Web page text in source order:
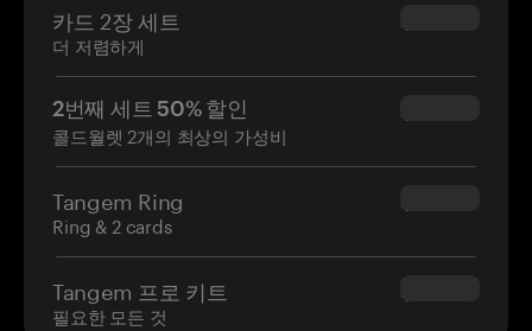
카드 2장 세트
더 저렴하게
$54.90
2번째 세트 50% 할인
콜드월렛 2개의 최상의 가성비
$34.95
Tangem Ring
Ring & 2 cards
$160.00
Tangem 프로 키트
필요한 모든 것
$180.00